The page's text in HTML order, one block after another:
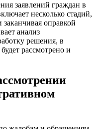
заявлений граждан в
несколько стадий,
заканчивая оправкой
анализ
решения, в
рассмотрено и